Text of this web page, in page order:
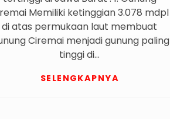
Memiliki ketinggian 3.078 mdpl
di atas permukaan laut membuat
Ciremai menjadi gunung paling
tinggi di…
SELENGKAPNYA